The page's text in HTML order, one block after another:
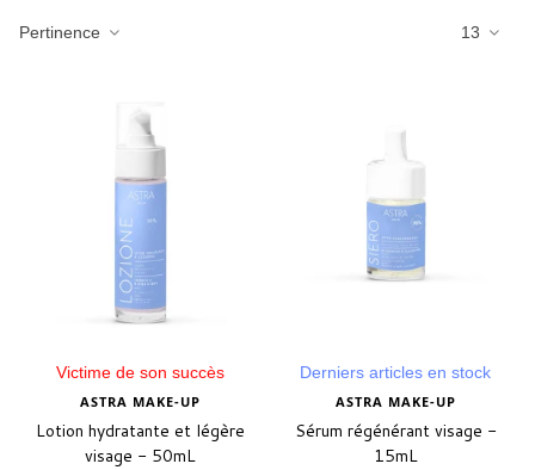
Pertinence 13
Victime de son succès
ASTRA MAKE-UP
Lotion hydratante et légère
visage - 50mL
Derniers articles en stock
ASTRA MAKE-UP
Sérum régénérant visage -
15mL